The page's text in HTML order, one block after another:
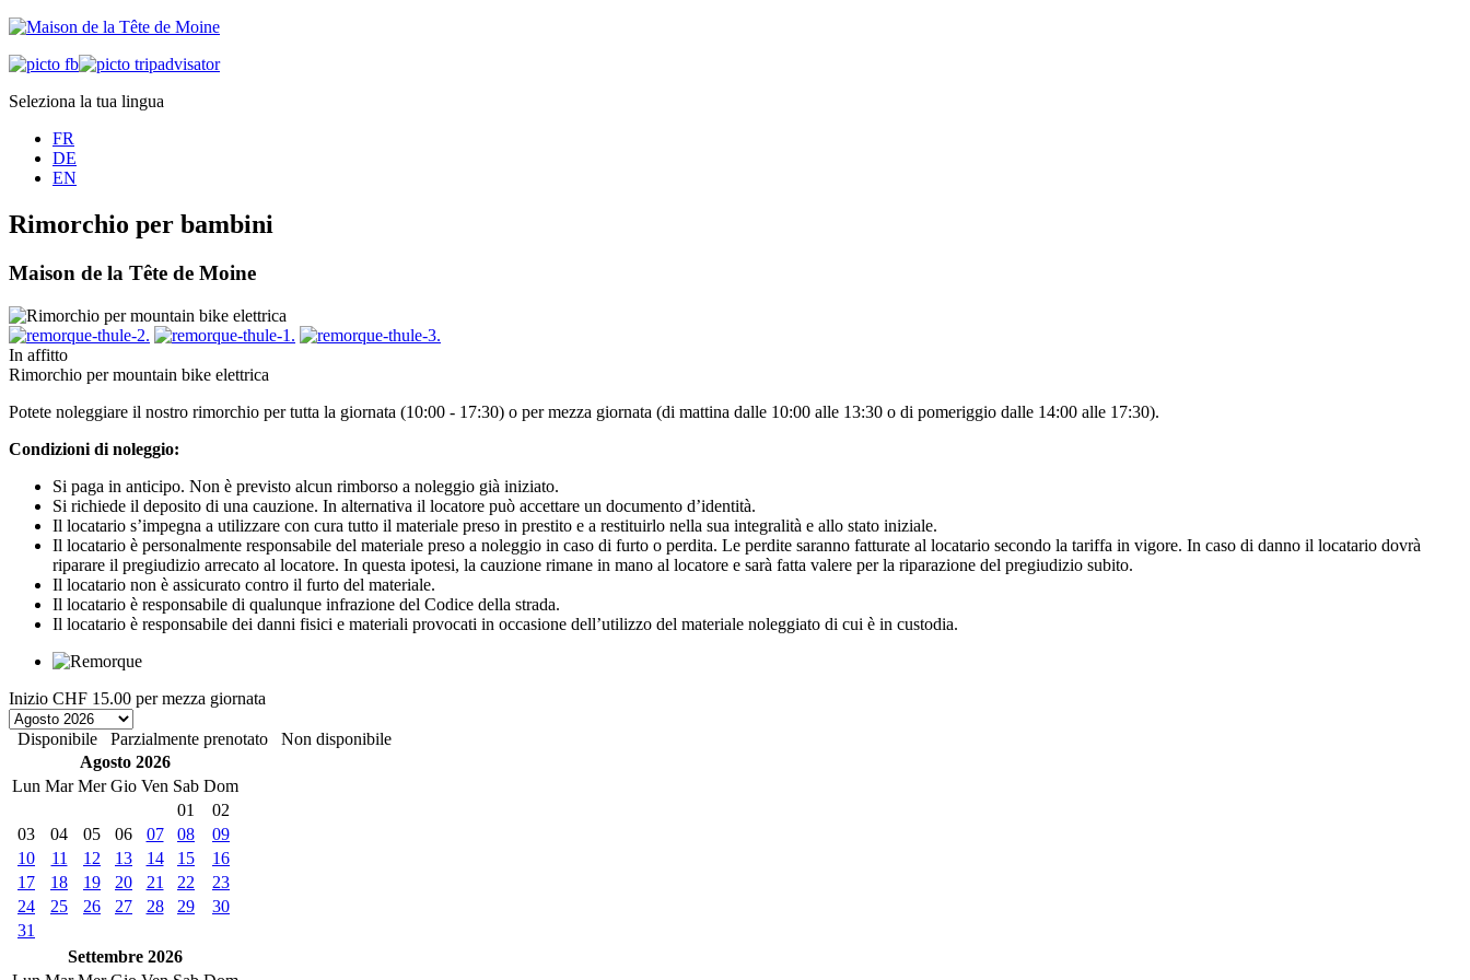
Seleziona la tua lingua
FR
DE
EN
Rimorchio per bambini
Maison de la Tête de Moine
In affitto
Rimorchio per mountain bike elettrica
Potete noleggiare il nostro rimorchio per tutta la giornata (10:00 - 17:30) o per mezza giornata (di mattina dalle 10:00 alle 13:30 o di pomeriggio dalle 14:00 alle 17:30).
Condizioni di noleggio:
Si paga in anticipo. Non è previsto alcun rimborso a noleggio già iniziato.
Si richiede il deposito di una cauzione. In alternativa il locatore può accettare un documento d’identità.
Il locatario s’impegna a utilizzare con cura tutto il materiale preso in prestito e a restituirlo nella sua integralità e allo stato iniziale.
Il locatario è personalmente responsabile del materiale preso a noleggio in caso di furto o perdita. Le perdite saranno fatturate al locatario secondo la tariffa in vigore. In caso di danno il locatario dovrà
riparare il pregiudizio arrecato al locatore. In questa ipotesi, la cauzione rimane in mano al locatore e sarà fatta valere per la riparazione del pregiudizio subito.
Il locatario non è assicurato contro il furto del materiale.
Il locatario è responsabile di qualunque infrazione del Codice della strada.
Il locatario è responsabile dei danni fisici e materiali provocati in occasione dell’utilizzo del materiale noleggiato di cui è in custodia.
Inizio CHF 15.00 per mezza giornata
Disponibile Parzialmente prenotato
Non disponibile
Agosto 2026
Lun Mar Mer Gio Ven Sab Dom
01
02
03
04 05 06 07 08
09
10
11 12 13 14 15
16
17
18 19 20 21 22
23
24
25 26 27 28 29
30
31
Settembre 2026